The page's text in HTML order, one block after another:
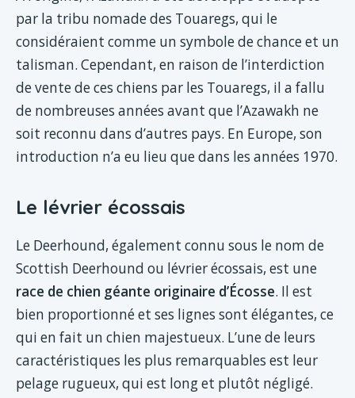
par la tribu nomade des Touaregs, qui le
considéraient comme un symbole de chance et un
talisman. Cependant, en raison de l’interdiction
de vente de ces chiens par les Touaregs, il a fallu
de nombreuses années avant que l’Azawakh ne
soit reconnu dans d’autres pays. En Europe, son
introduction n’a eu lieu que dans les années 1970.
Le lévrier écossais
Le Deerhound, également connu sous le nom de
Scottish Deerhound ou lévrier écossais, est une
race de chien géante originaire d’Écosse. Il est
bien proportionné et ses lignes sont élégantes, ce
qui en fait un chien majestueux. L’une de leurs
caractéristiques les plus remarquables est leur
pelage rugueux, qui est long et plutôt négligé.